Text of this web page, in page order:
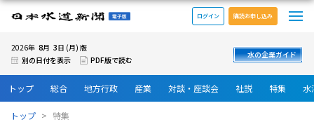
日本水道新聞 電子版
ログイン 購読お申し込み
2026年 8月 3日 (月) 版
別の日付を表示
PDF版で読む
水の企業ガイド
トップ 総合 地方行政 産業 対談・座談会 社説 特集 水
トップ 特集